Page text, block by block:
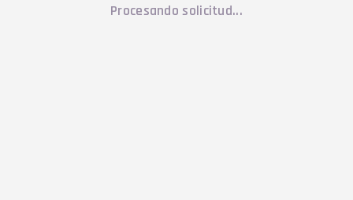
Procesando solicitud...